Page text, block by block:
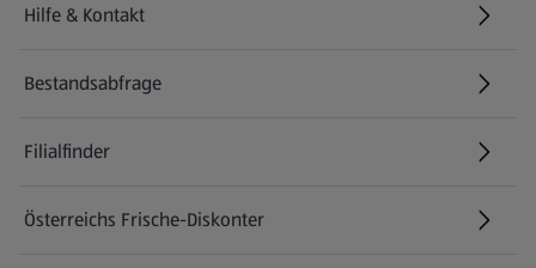
Hilfe & Kontakt
(öffnet in einem neuen Tab)
Bestandsabfrage
(öffnet in einem neuen Tab)
Filialfinder
Österreichs Frische-Diskonter